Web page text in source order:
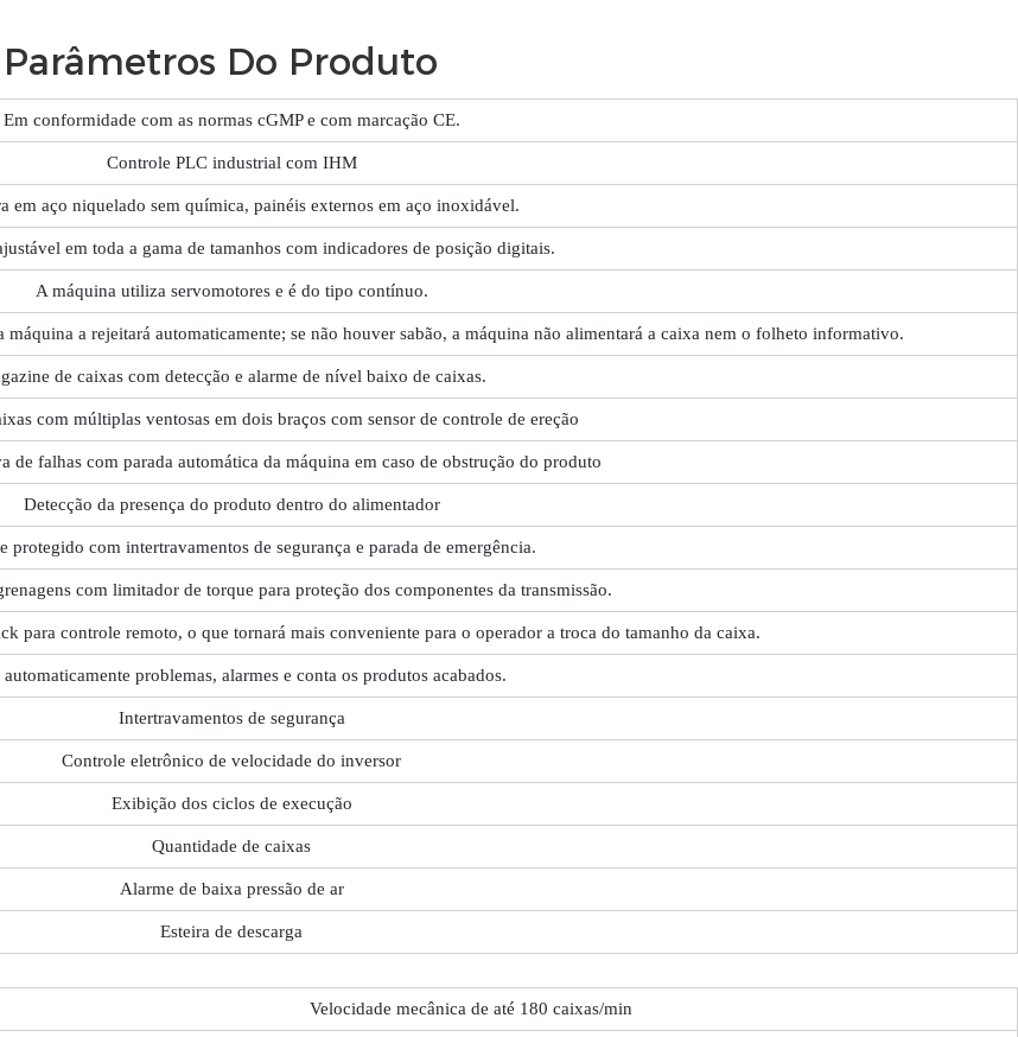
Parâmetros Do Produto
Em conformidade com as normas cGMP e com marcação CE.
Controle PLC industrial com IHM
em aço niquelado sem química, painéis externos em aço inoxidável.
em toda a gama de tamanhos com indicadores de posição digitais.
A máquina utiliza servomotores e é do tipo contínuo.
a rejeitará automaticamente; se não houver sabão, a máquina não alimentará a caixa nem o folheto informativo.
de caixas com detecção e alarme de nível baixo de caixas.
com múltiplas ventosas em dois braços com sensor de controle de ereção
de falhas com parada automática da máquina em caso de obstrução do produto
Detecção da presença do produto dentro do alimentador
protegido com intertravamentos de segurança e parada de emergência.
com limitador de torque para proteção dos componentes da transmissão.
para controle remoto, o que tornará mais conveniente para o operador a troca do tamanho da caixa.
problemas, alarmes e conta os produtos acabados.
Intertravamentos de segurança
Controle eletrônico de velocidade do inversor
Exibição dos ciclos de execução
Quantidade de caixas
Alarme de baixa pressão de ar
Esteira de descarga
Velocidade mecânica de até 180 caixas/min